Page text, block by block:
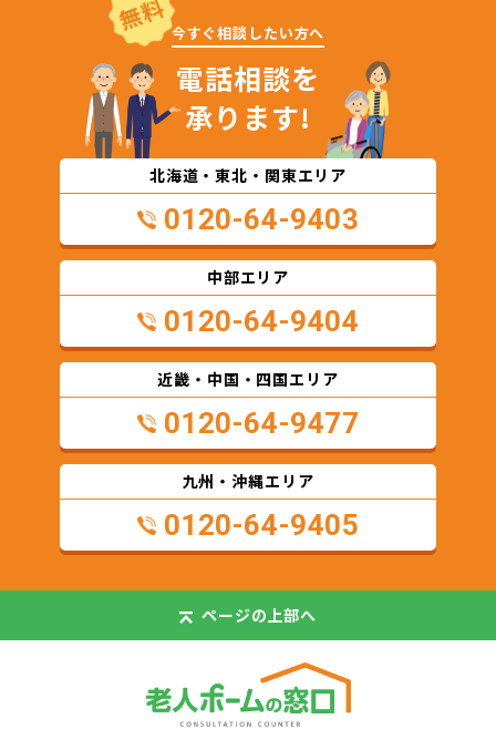
無料 今すぐ相談したい方へ
電話相談を
承ります!
北海道・東北・関東エリア
0120-64-9403
中部エリア
0120-64-9404
近畿・中国・四国エリア
0120-64-9477
九州・沖縄エリア
0120-64-9405
ページの上部へ